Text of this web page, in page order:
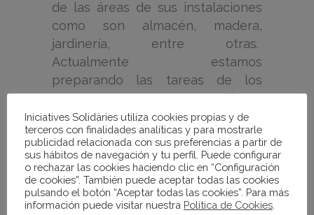
de las áreas de sus instalaciones
como son almacén, madera,
jardinería, entre otras.
Actualmente estamos
preparando las tareas de los
puestos vacantes que desea
cubrir la empresa para así dar
respuesta con la mayor precisión
posible, ajustándonos a las
necesidades de la empresa para
que nuestros chicos y chicas
puedan conocer un contexto
Iniciatives Solidàries utiliza cookies propias y de
terceros con finalidades analíticas y para mostrarle
publicidad relacionada con sus preferencias a partir de
sus hábitos de navegación y tu perfil. Puede configurar
o rechazar las cookies haciendo clic en “Configuración
de cookies”. También puede aceptar todas las cookies
pulsando el botón “Aceptar todas las cookies”. Para más
información puede visitar nuestra Política de Cookies